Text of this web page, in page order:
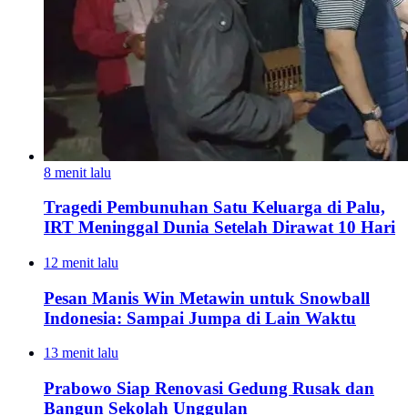
8 menit lalu
Tragedi Pembunuhan Satu Keluarga di Palu,
IRT Meninggal Dunia Setelah Dirawat 10 Hari
12 menit lalu
Pesan Manis Win Metawin untuk Snowball
Indonesia: Sampai Jumpa di Lain Waktu
13 menit lalu
Prabowo Siap Renovasi Gedung Rusak dan
Bangun Sekolah Unggulan